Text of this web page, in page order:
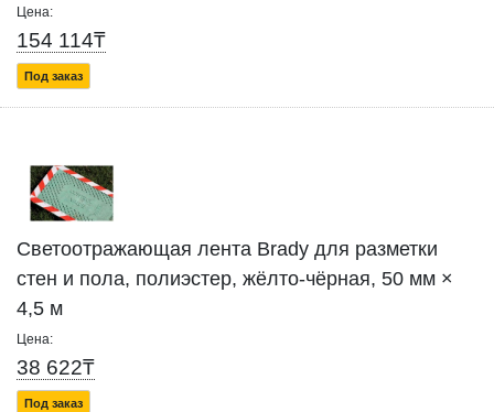
Цена:
154 114₸
Под заказ
Cветоотражающая лента Brady для разметки
стен и пола, полиэстер, жёлто-чёрная, 50 мм ×
4,5 м
Цена:
38 622₸
Под заказ